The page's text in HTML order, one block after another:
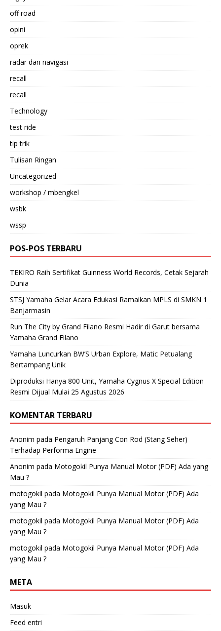
off road
opini
oprek
radar dan navigasi
recall
recall
Technology
test ride
tip trik
Tulisan Ringan
Uncategorized
workshop / mbengkel
wsbk
wssp
POS-POS TERBARU
TEKIRO Raih Sertifikat Guinness World Records, Cetak Sejarah
Dunia
STSJ Yamaha Gelar Acara Edukasi Ramaikan MPLS di SMKN 1
Banjarmasin
Run The City by Grand Filano Resmi Hadir di Garut bersama
Yamaha Grand Filano
Yamaha Luncurkan BW’S Urban Explore, Matic Petualang
Bertampang Unik
Diproduksi Hanya 800 Unit, Yamaha Cygnus X Special Edition
Resmi Dijual Mulai 25 Agustus 2026
KOMENTAR TERBARU
Anonim pada Pengaruh Panjang Con Rod (Stang Seher)
Terhadap Performa Engine
Anonim pada Motogokil Punya Manual Motor (PDF) Ada yang
Mau ?
motogokil pada Motogokil Punya Manual Motor (PDF) Ada
yang Mau ?
motogokil pada Motogokil Punya Manual Motor (PDF) Ada
yang Mau ?
motogokil pada Motogokil Punya Manual Motor (PDF) Ada
yang Mau ?
META
Masuk
Feed entri